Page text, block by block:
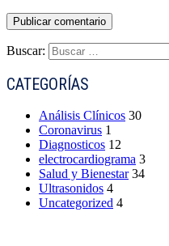
Buscar:
CATEGORÍAS
Análisis Clínicos 30
Coronavirus 1
Diagnosticos 12
electrocardiograma 3
Salud y Bienestar 34
Ultrasonidos 4
Uncategorized 4